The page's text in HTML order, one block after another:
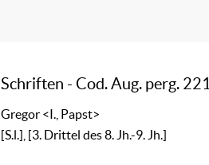
Schriften - Cod. Aug. perg. 221
Gregor <I., Papst>
[S.l.], [3. Drittel des 8. Jh.-9. Jh.]